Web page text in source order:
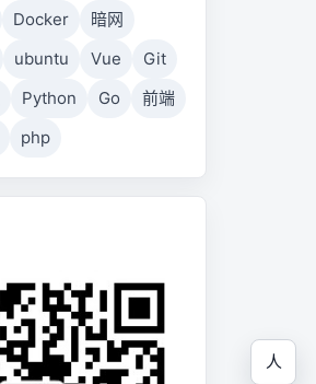
Docker
暗网
ubuntu Vue
Git
Python Go
前端
php
人